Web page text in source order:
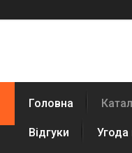
Головна
Відгуки Угода